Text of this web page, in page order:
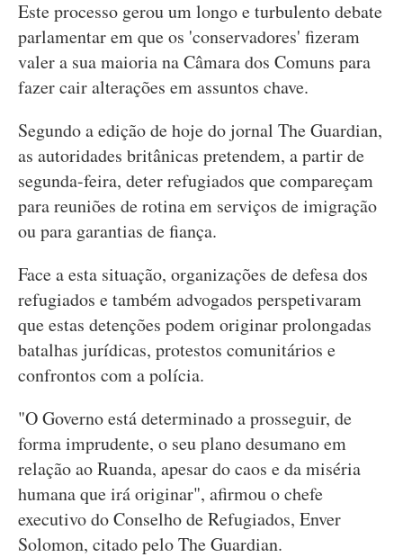
Este processo gerou um longo e turbulento debate
parlamentar em que os 'conservadores' fizeram
valer a sua maioria na Câmara dos Comuns para
fazer cair alterações em assuntos chave.
Segundo a edição de hoje do jornal The Guardian,
as autoridades britânicas pretendem, a partir de
segunda-feira, deter refugiados que compareçam
para reuniões de rotina em serviços de imigração
ou para garantias de fiança.
Face a esta situação, organizações de defesa dos
refugiados e também advogados perspetivaram
que estas detenções podem originar prolongadas
batalhas jurídicas, protestos comunitários e
confrontos com a polícia.
"O Governo está determinado a prosseguir, de
forma imprudente, o seu plano desumano em
relação ao Ruanda, apesar do caos e da miséria
humana que irá originar", afirmou o chefe
executivo do Conselho de Refugiados, Enver
Solomon, citado pelo The Guardian.